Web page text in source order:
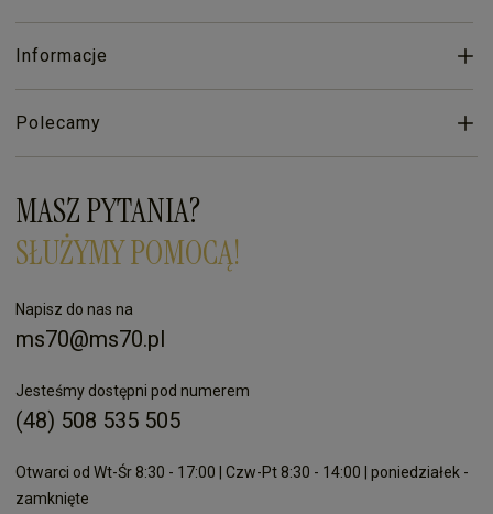
Informacje
Polecamy
MASZ PYTANIA?
SŁUŻYMY POMOCĄ!
Napisz do nas na
ms70@ms70.pl
Jesteśmy dostępni pod numerem
(48) 508 535 505
Otwarci od Wt-Śr 8:30 - 17:00 | Czw-Pt 8:30 - 14:00 | poniedziałek -
zamknięte